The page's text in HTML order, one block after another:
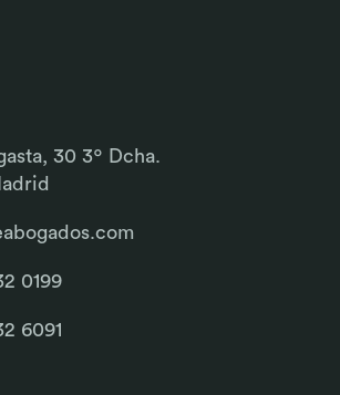
30 3º Dcha.
0199
6091